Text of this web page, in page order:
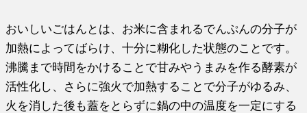
おいしいごはんとは、お米に含まれるでんぷんの分子が
加熱によってばらけ、十分に糊化した状態のことです。
沸騰まで時間をかけることで甘みやうまみを作る酵素が
活性化し、さらに強火で加熱することで分子がゆるみ、
火を消した後も蓋をとらずに鍋の中の温度を一定にする